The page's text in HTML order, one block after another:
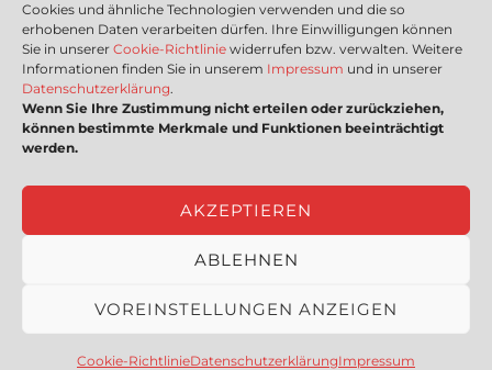
Cookies und ähnliche Technologien verwenden und die so
erhobenen Daten verarbeiten dürfen. Ihre Einwilligungen können
Sie in unserer Cookie-Richtlinie widerrufen bzw. verwalten. Weitere
Informationen finden Sie in unserem Impressum und in unserer
Datenschutzerklärung.
Wenn Sie Ihre Zustimmung nicht erteilen oder zurückziehen,
können bestimmte Merkmale und Funktionen beeinträchtigt
werden.
AKZEPTIEREN
ABLEHNEN
VOREINSTELLUNGEN ANZEIGEN
Cookie-RichtlinieDatenschutzerklärungImpressum
Wichtige Links
Mediadaten
Impressum
Cookie-Richtlinie (EU)